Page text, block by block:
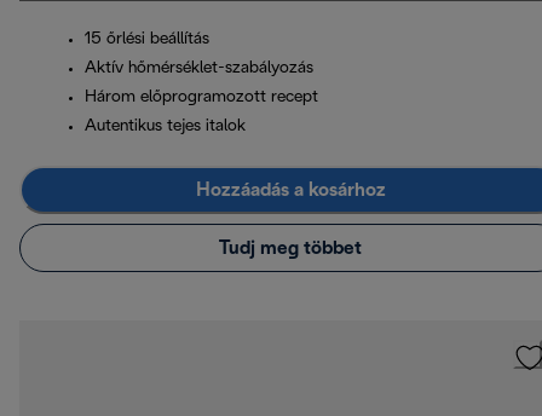
15 őrlési beállítás
Aktív hőmérséklet-szabályozás
Három előprogramozott recept
Autentikus tejes italok
Hozzáadás a kosárhoz
Tudj meg többet